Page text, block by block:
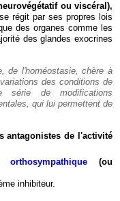
ou viscéral),
régit par ses propres lois
des organes comme les
des glandes exocrines
de l'homéostasie, chère à
des conditions de
série de modifications
qui lui permettent de
antagonistes de l'activité
(ou
inhibiteur.